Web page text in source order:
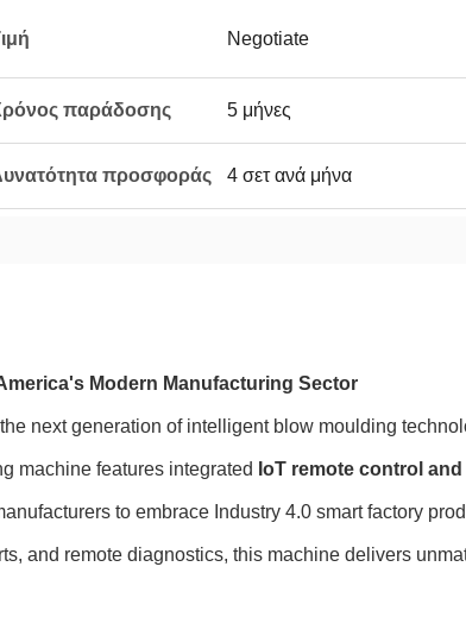
Negotiate
παράδοσης 5 μήνες
προσφοράς 4 σετ ανά μήνα
Modern Manufacturing Sector
next generation of intelligent blow moulding
machine features integrated IoT remote control
to embrace Industry 4.0 smart factory
and remote diagnostics, this machine delivers